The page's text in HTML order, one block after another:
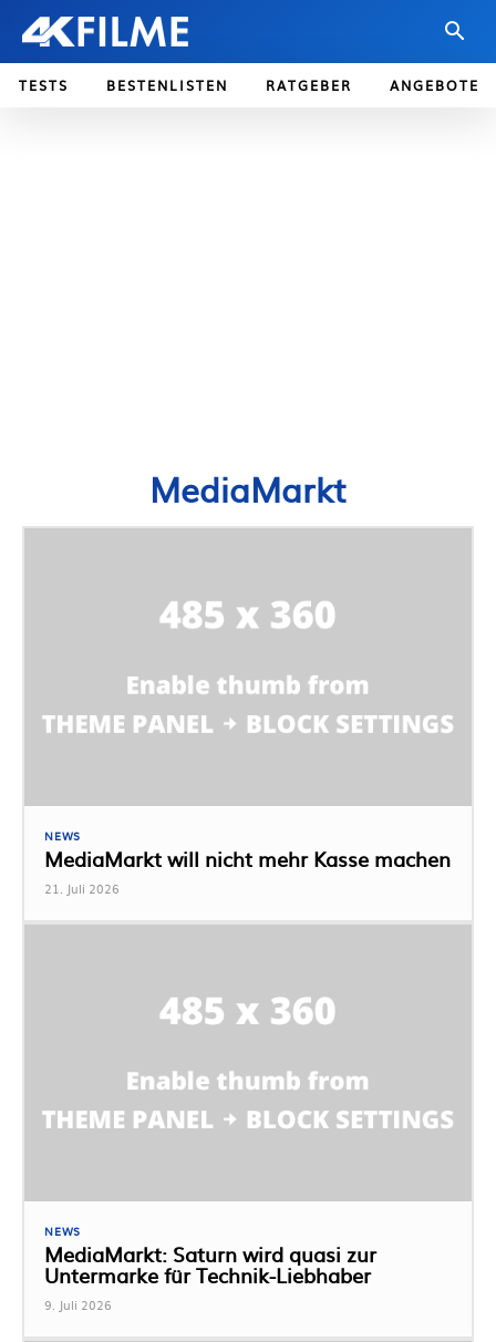
TESTS BESTENLISTEN RATGEBER ANGEBOTE
MediaMarkt
NEWS
MediaMarkt will nicht mehr Kasse machen
21. Juli 2026
NEWS
MediaMarkt: Saturn wird quasi zur
Untermarke für Technik-Liebhaber
9. Juli 2026